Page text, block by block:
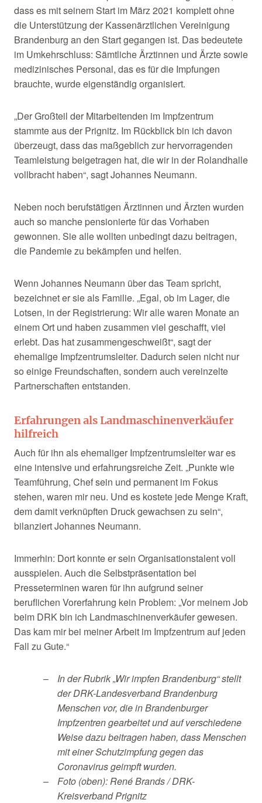
dass es mit seinem Start im März 2021 komplett ohne
die Unterstützung der Kassenärztlichen Vereinigung
Brandenburg an den Start gegangen ist. Das bedeutete
im Umkehrschluss: Sämtliche Ärztinnen und Ärzte sowie
medizinisches Personal, das es für die Impfungen
brauchte, wurde eigenständig organisiert.
„Der Großteil der Mitarbeitenden im Impfzentrum
stammte aus der Prignitz. Im Rückblick bin ich davon
überzeugt, dass das maßgeblich zur hervorragenden
Teamleistung beigetragen hat, die wir in der Rolandhalle
vollbracht haben“, sagt Johannes Neumann.
Neben noch berufstätigen Ärztinnen und Ärzten wurden
auch so manche pensionierte für das Vorhaben
gewonnen. Sie alle wollten unbedingt dazu beitragen,
die Pandemie zu bekämpfen und helfen.
Wenn Johannes Neumann über das Team spricht,
bezeichnet er sie als Familie. „Egal, ob im Lager, die
Lotsen, in der Registrierung: Wir alle waren Monate an
einem Ort und haben zusammen viel geschafft, viel
erlebt. Das hat zusammengeschweißt“, sagt der
ehemalige Impfzentrumsleiter. Dadurch seien nicht nur
so einige Freundschaften, sondern auch vereinzelte
Partnerschaften entstanden.
Erfahrungen als Landmaschinenverkäufer
hilfreich
Auch für ihn als ehemaliger Impfzentrumsleiter war es
eine intensive und erfahrungsreiche Zeit. „Punkte wie
Teamführung, Chef sein und permanent im Fokus
stehen, waren mir neu. Und es kostete jede Menge Kraft,
dem damit verknüpften Druck gewachsen zu sein“,
bilanziert Johannes Neumann.
Immerhin: Dort konnte er sein Organisationstalent voll
ausspielen. Auch die Selbstpräsentation bei
Presseterminen waren für ihn aufgrund seiner
beruflichen Vorerfahrung kein Problem: „Vor meinem Job
beim DRK bin ich Landmaschinenverkäufer gewesen.
Das kam mir bei meiner Arbeit im Impfzentrum auf jeden
Fall zu Gute.“
In der Rubrik „Wir impfen Brandenburg“ stellt
der DRK-Landesverband Brandenburg
Menschen vor, die in Brandenburger
Impfzentren gearbeitet und auf verschiedene
Weise dazu beitragen haben, dass Menschen
mit einer Schutzimpfung gegen das
Coronavirus geimpft wurden.
Foto (oben): René Brands / DRK-
Kreisverband Prignitz